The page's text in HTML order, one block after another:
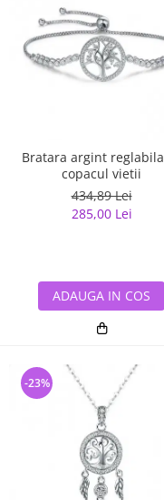
Bratara argint
copacul vietii
434,89 Lei
285,00 Lei
ADAUGA IN COS
-23%